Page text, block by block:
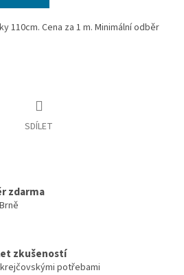
110cm. Cena za 1 m. Minimální odběr
SDÍLET
zdarma
zkušeností
potřebami